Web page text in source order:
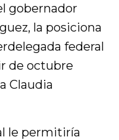
gobernador
la posiciona
federal
de octubre
Claudia
le permitiría